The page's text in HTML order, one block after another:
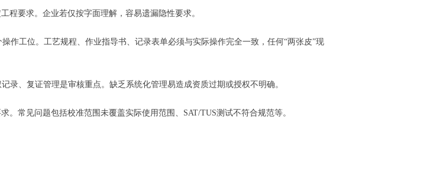
程要求。企业若仅按字面理解，容易遗漏隐性要求。
作工位。工艺规程、作业指导书、记录表单必须与实际操作完全一致，任何“两张皮”现
录、复证管理是审核重点。缺乏系统化管理易造成资质过期或授权不明确。
。常见问题包括校准范围未覆盖实际使用范围、SAT/TUS测试不符合规范等。